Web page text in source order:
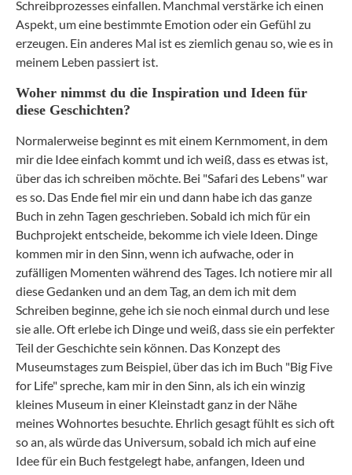
Schreibprozesses einfallen. Manchmal verstärke ich einen
Aspekt, um eine bestimmte Emotion oder ein Gefühl zu
erzeugen. Ein anderes Mal ist es ziemlich genau so, wie es in
meinem Leben passiert ist.
Woher nimmst du die Inspiration und Ideen für
diese Geschichten?
Normalerweise beginnt es mit einem Kernmoment, in dem
mir die Idee einfach kommt und ich weiß, dass es etwas ist,
über das ich schreiben möchte. Bei "Safari des Lebens" war
es so. Das Ende fiel mir ein und dann habe ich das ganze
Buch in zehn Tagen geschrieben. Sobald ich mich für ein
Buchprojekt entscheide, bekomme ich viele Ideen. Dinge
kommen mir in den Sinn, wenn ich aufwache, oder in
zufälligen Momenten während des Tages. Ich notiere mir all
diese Gedanken und an dem Tag, an dem ich mit dem
Schreiben beginne, gehe ich sie noch einmal durch und lese
sie alle. Oft erlebe ich Dinge und weiß, dass sie ein perfekter
Teil der Geschichte sein können. Das Konzept des
Museumstages zum Beispiel, über das ich im Buch "Big Five
for Life" spreche, kam mir in den Sinn, als ich ein winzig
kleines Museum in einer Kleinstadt ganz in der Nähe
meines Wohnortes besuchte. Ehrlich gesagt fühlt es sich oft
so an, als würde das Universum, sobald ich mich auf eine
Idee für ein Buch festgelegt habe, anfangen, Ideen und